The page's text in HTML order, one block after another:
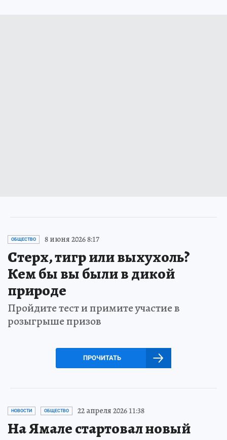
ОБЩЕСТВО 8 июня 2026 8:17
Стерх, тигр или выхухоль?
Кем бы вы были в дикой
природе
Пройдите тест и примите участие в
розыгрыше призов
ПРОЧИТАТЬ
НОВОСТИ ОБЩЕСТВО 22 апреля 2026 11:38
На Ямале стартовал новый